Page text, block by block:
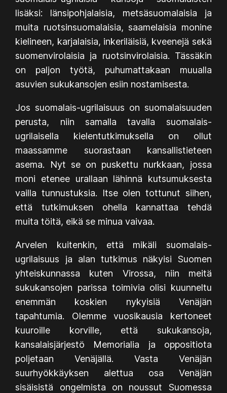
lisäksi: länsipohjalaisia, metsäsuomalaisia ja
muita ruotsinsuomalaisia, saamelaisia monine
kielineen, karjalaisia, inkeriläisiä, kveenejä sekä
suomenvirolaisia ja ruotsinvirolaisia. Tässäkin
on paljon työtä, puhumattakaan muualla
asuvien sukukansojen esiin nostamisesta.
Jos suomalais-ugrilaisuus on suomalaisuuden
perusta, niin samalla tavalla suomalais-
ugrilaisella kielentutkimuksella on ollut
maassamme suorastaan kansallistieteen
asema. Nyt se on puskettu nurkkaan, jossa
moni etenee urallaan lähinnä kutsumuksesta
vailla tunnustuksia. Itse olen tottunut siihen,
että tutkimuksen ohella kannattaa tehdä
muita töitä, eikä se minua vaivaa.
Arvelen kuitenkin, että mikäli suomalais-
ugrilaisuus ja alan tutkimus näkyisi Suomen
yhteiskunnassa kuten Virossa, niin meitä
sukukansojen parissa toimivia olisi kuunneltu
enemmän koskien nykyisiä Venäjän
tapahtumia. Olemme vuosikausia kertoneet
kuuroille korville, että sukukansoja,
kansalaisjärjestö Memorialia ja oppositiota
poljetaan Venäjällä. Vasta Venäjän
suurhyökkäyksen alettua osa Venäjän
sisäisistä ongelmista on noussut Suomessa